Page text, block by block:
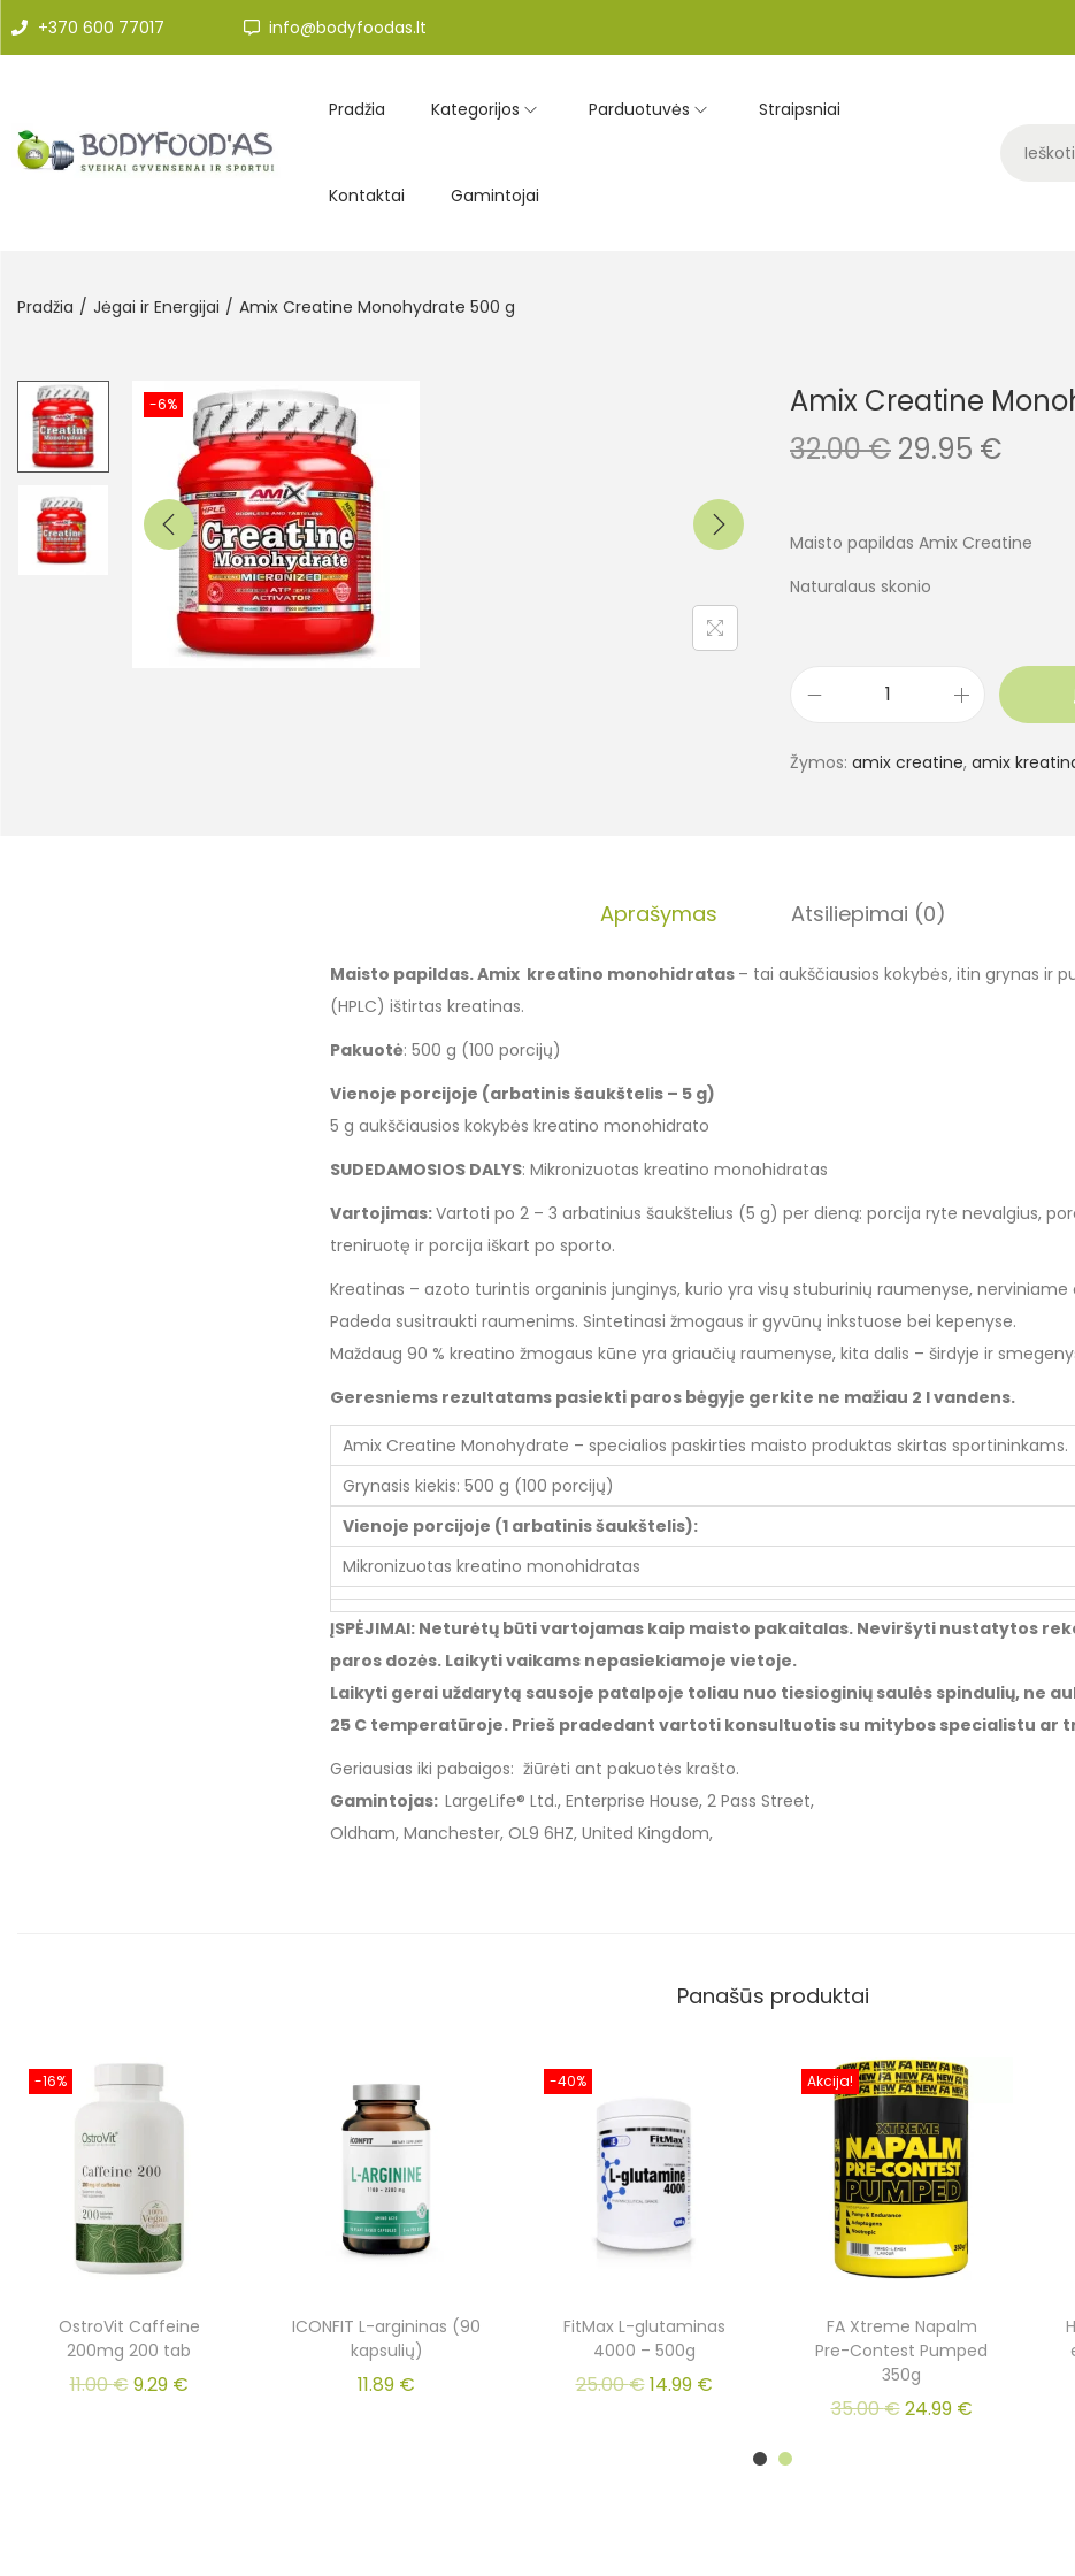
+370 600 77017 info@bodyfoodas.lt
Pradžia Kategorijos Parduotuvės Straipsniai
Kontaktai Gamintojai
Pradžia / Jėgai ir Energijai / Amix Creatine Monohydrate 500 g
-6%
Amix Creatine
32.00€ 29.95 €
Maisto papildas Amix Creatine
Naturalaus skonio
Žymos: amix creatine, amix
Aprašymas Atsiliepimai (0)
Maisto papildas. Amix kreatino monohidratas – tai aukščiausios kokybės, itin grynas ir
(HPLC) ištirtas kreatinas.
Pakuotė: 500 g (100 porcijų)
Vienoje porcijoje (arbatinis šaukštelis – 5 g)
5 g aukščiausios kokybės kreatino monohidrato
SUDEDAMOSIOS DALYS: Mikronizuotas kreatino monohidratas
Vartojimas:Vartoti po 2 – 3 arbatinius šaukštelius (5 g) per dieną: porcija ryte nevalgius,
treniruotę ir porcija iškart po sporto.
Kreatinas – azoto turintis organinis junginys, kurio yra visų stuburinių raumenyse, nerviniame
Padeda susitraukti raumenims. Sintetinasi žmogaus ir gyvūnų inkstuose bei kepenyse.
Maždaug 90 % kreatino žmogaus kūne yra griaučių raumenyse, kita dalis – širdyje ir
Geresniems rezultatams pasiekti paros bėgyje gerkite ne mažiau 2 l vandens.
Amix Creatine Monohydrate – specialios paskirties maisto produktas skirtas sportininkams.
Grynasis kiekis: 500 g (100 porcijų)
Vienoje porcijoje (1 arbatinis šaukštelis):
Mikronizuotas kreatino monohidratas
ĮSPĖJIMAI: Neturėtų būti vartojamas kaip maisto pakaitalas. Neviršyti nustatytos
paros dozės. Laikyti vaikams nepasiekiamoje vietoje.
Laikyti gerai uždarytą sausoje patalpoje toliau nuo tiesioginių saulės spindulių, ne
25 C temperatūroje. Prieš pradedant vartoti konsultuotis su mitybos specialistu ar
Geriausias iki pabaigos: žiūrėti ant pakuotės krašto.
Gamintojas: LargeLife® Ltd., Enterprise House, 2 Pass Street,
Oldham, Manchester, OL9 6HZ, United Kingdom,
Panašūs produktai
-16%
OstroVit Caffeine
200mg 200 tab
11.00€9.29 €
ICONFIT L-argininas (90
kapsulių)
11.89 €
-40%
FitMax L-glutaminas
4000 – 500g
25.00€14.99 €
Akcija!
FA Xtreme Napalm
Pre-Contest Pumped
350g
35.00€24.99 €